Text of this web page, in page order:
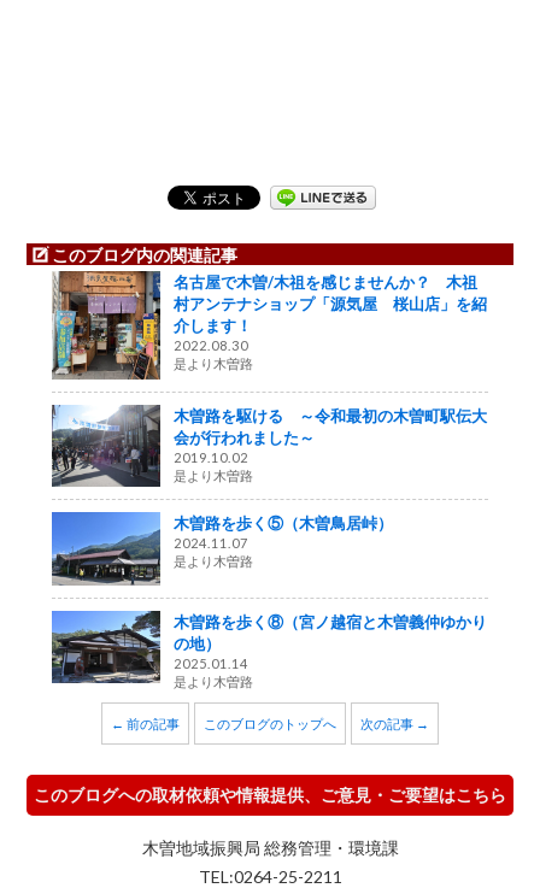
このブログ内の関連記事
名古屋で木曽/木祖を感じませんか？ 木祖
村アンテナショップ「源気屋 桜山店」を紹
介します！
2022.08.30
是より木曽路
木曽路を駆ける ～令和最初の木曽町駅伝大
会が行われました～
2019.10.02
是より木曽路
木曽路を歩く⑤（木曽鳥居峠）
2024.11.07
是より木曽路
木曽路を歩く⑧（宮ノ越宿と木曽義仲ゆかり
の地）
2025.01.14
是より木曽路
← 前の記事 このブログのトップへ 次の記事 →
このブログへの取材依頼や情報提供、ご意見・ご要望はこちら
木曽地域振興局 総務管理・環境課
TEL:0264-25-2211